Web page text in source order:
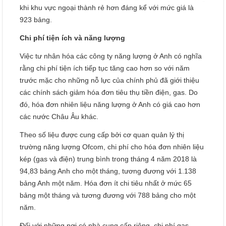
khi khu vực ngoại thành rẻ hơn đáng kể với mức giá là
923 bảng.
Chi phí tiện ích và năng lượng
Việc tư nhân hóa các công ty năng lượng ở Anh có nghĩa
rằng chi phí tiện ích tiếp tục tăng cao hơn so với năm
trước mặc cho những nỗ lực của chính phủ đã giới thiệu
các chính sách giảm hóa đơn tiêu thụ tiền điện, gas. Do
đó, hóa đơn nhiên liệu năng lượng ở Anh có giá cao hơn
các nước Châu Âu khác.
Theo số liệu được cung cấp bởi cơ quan quản lý thị
trường năng lượng Ofcom, chi phí cho hóa đơn nhiên liệu
kép (gas và điện) trung bình trong tháng 4 năm 2018 là
94,83 bảng Anh cho một tháng, tương đương với 1.138
bảng Anh một năm. Hóa đơn ít chi tiêu nhất ở mức 65
bảng một tháng và tương đương với 788 bảng cho một
năm.